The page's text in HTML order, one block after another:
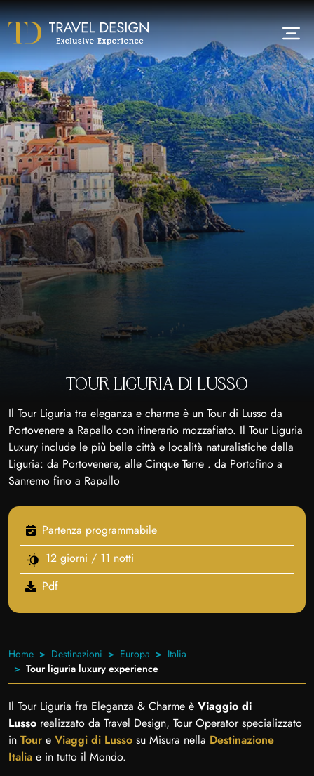
TOUR LIGURIA DI LUSSO
Il Tour Liguria tra eleganza e charme è un Tour di Lusso da
Portovenere a Rapallo con itinerario mozzafiato. Il Tour Liguria
Luxury include le più belle città e località naturalistiche della
Liguria: da Portovenere, alle Cinque Terre . da Portofino a
Sanremo fino a Rapallo
Partenza programmabile
12 giorni / 11 notti
Pdf
Home Destinazioni Europa
Italia
Tour liguria luxury experience
Il Tour Liguria fra Eleganza & Charme è Viaggio di
Lusso realizzato da Travel Design, Tour Operator specializzato
in Tour e Viaggi di Lusso su Misura nella Destinazione
Italia e in tutto il Mondo.